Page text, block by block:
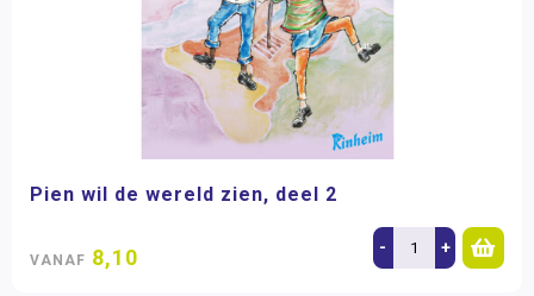
Pien wil de wereld zien, deel 2
VANAF 8,10 - +